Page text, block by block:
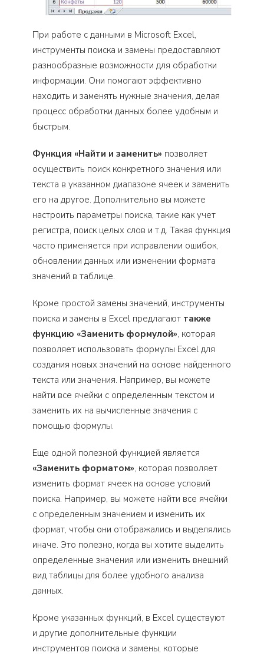
При работе с данными в Microsoft Excel,
инструменты поиска и замены предоставляют
разнообразные возможности для обработки
информации. Они помогают эффективно
находить и заменять нужные значения, делая
процесс обработки данных более удобным и
быстрым.
Функция «Найти и заменить» позволяет
осуществить поиск конкретного значения или
текста в указанном диапазоне ячеек и заменить
его на другое. Дополнительно вы можете
настроить параметры поиска, такие как учет
регистра, поиск целых слов и т.д. Такая функция
часто применяется при исправлении ошибок,
обновлении данных или изменении формата
значений в таблице.
Кроме простой замены значений, инструменты
поиска и замены в Excel предлагают также
функцию «Заменить формулой», которая
позволяет использовать формулы Excel для
создания новых значений на основе найденного
текста или значения. Например, вы можете
найти все ячейки с определенным текстом и
заменить их на вычисленные значения с
помощью формулы.
Еще одной полезной функцией является
«Заменить форматом», которая позволяет
изменить формат ячеек на основе условий
поиска. Например, вы можете найти все ячейки
с определенным значением и изменить их
формат, чтобы они отображались и выделялись
иначе. Это полезно, когда вы хотите выделить
определенные значения или изменить внешний
вид таблицы для более удобного анализа
данных.
Кроме указанных функций, в Excel существуют
и другие дополнительные функции
инструментов поиска и замены, которые